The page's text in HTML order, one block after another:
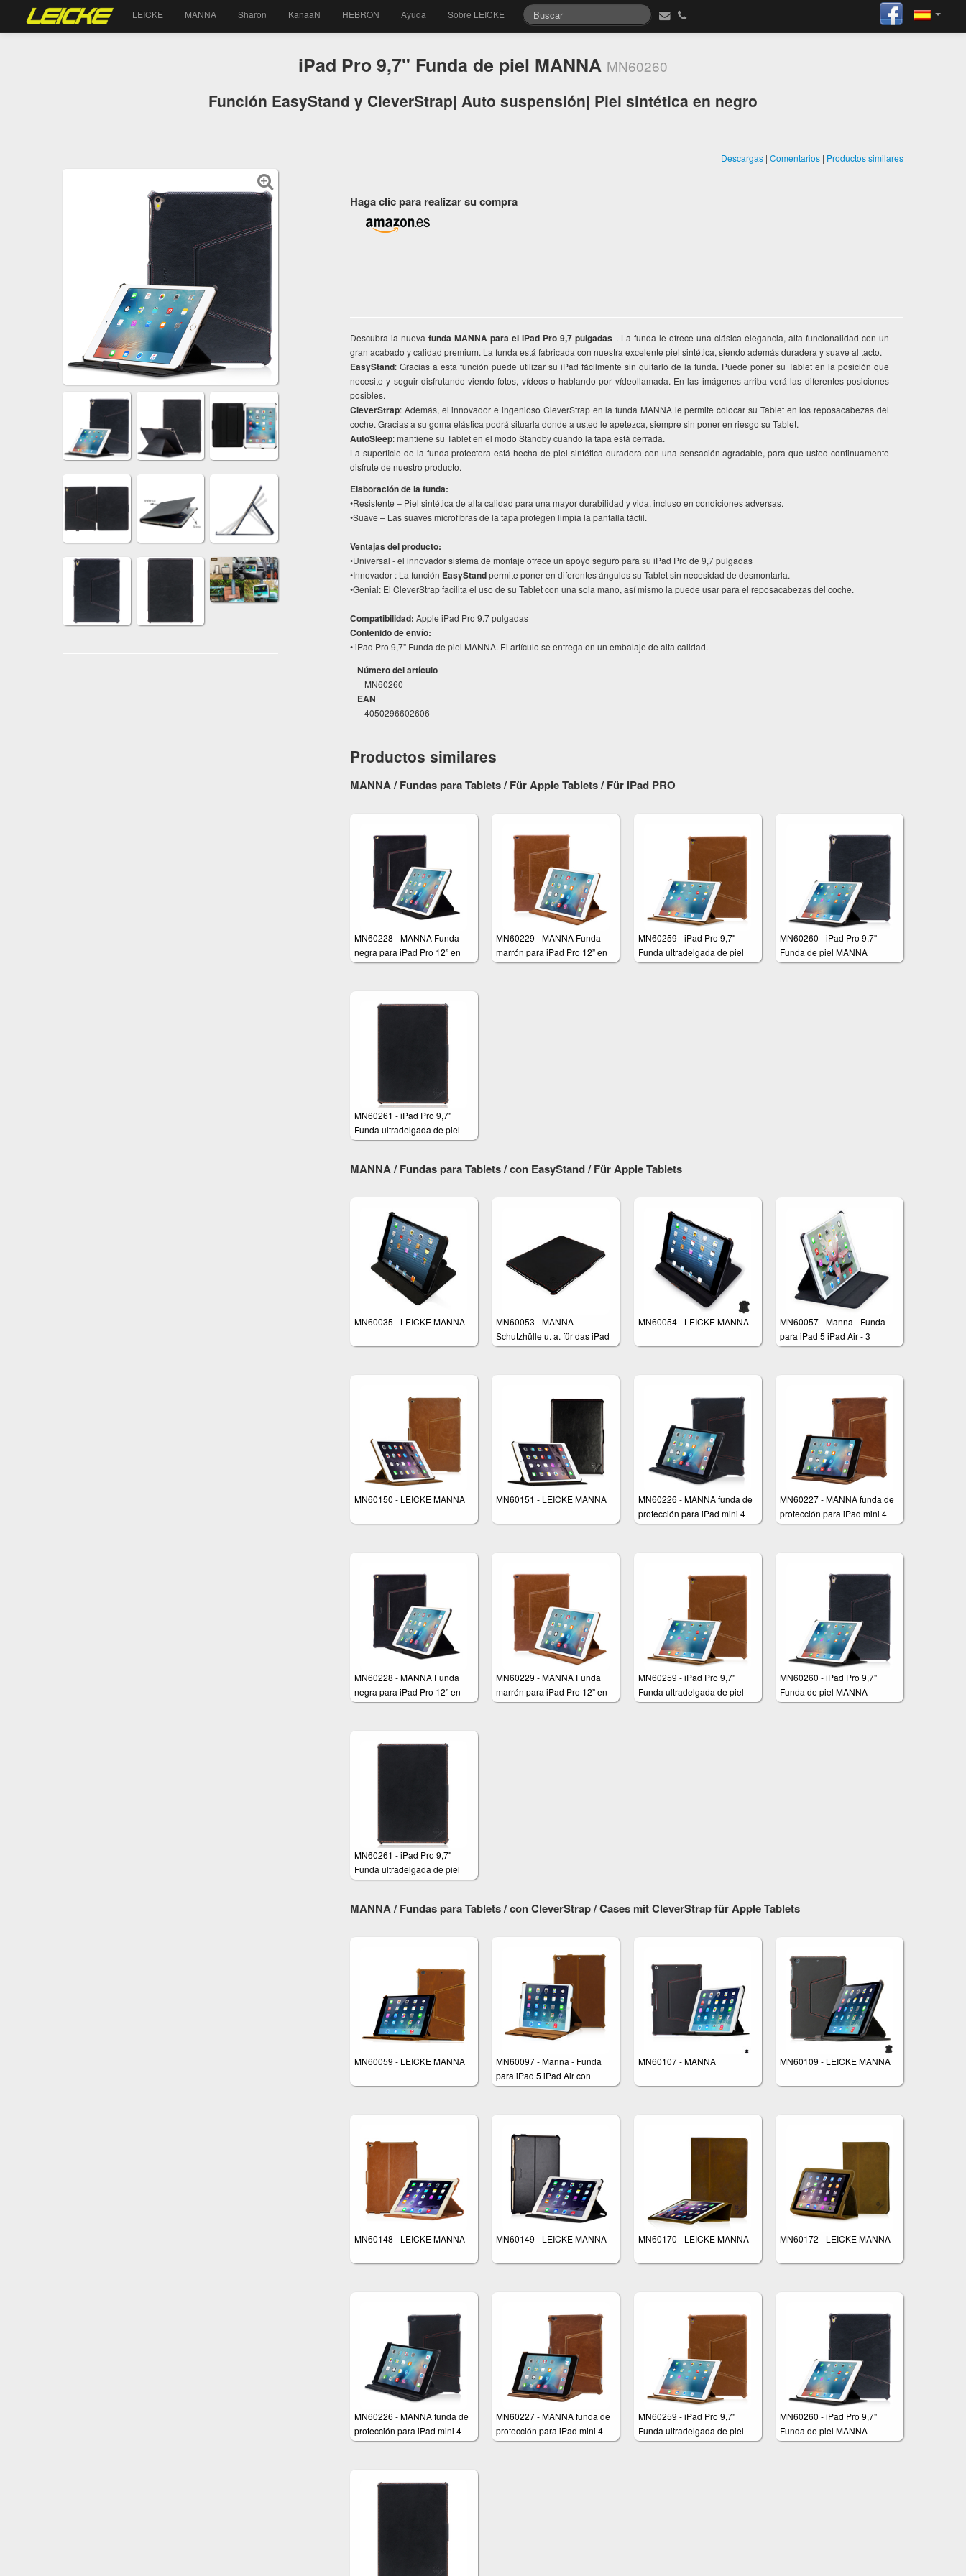
LEICKE MANNA Sharon KanaaN HEBRON Ayuda Sobre LEICKE
iPad Pro 9,7" Funda de piel MANNA MN60260
Función EasyStand y CleverStrap| Auto suspensión| Piel sintética en negro
Descargas | Comentarios | Productos similares
Haga clic para realizar su compra
Descubra la nuevafunda MANNA para el iPad Pro 9,7 pulgadas . La funda le ofrece una clásica elegancia, alta funcionalidad con un
gran acabado y calidad premium. La funda está fabricada con nuestra excelente piel sintética, siendo además duradera y suave al tacto.
EasyStand: Gracias a esta función puede utilizar su iPad fácilmente sin quitarlo de la funda. Puede poner su Tablet en la posición que
necesite y seguir disfrutando viendo fotos, vídeos o hablando por vídeollamada. En las imágenes arriba verá las diferentes posiciones
posibles.
CleverStrap: Además, el innovador e ingenioso CleverStrap en la funda MANNA le permite colocar su Tablet en los reposacabezas del
coche. Gracias a su goma elástica podrá situarla donde a usted le apetezca, siempre sin poner en riesgo su Tablet.
AutoSleep: mantiene su Tablet en el modo Standby cuando la tapa está cerrada.
La superficie de la funda protectora está hecha de piel sintética duradera con una sensación agradable, para que usted continuamente
disfrute de nuestro producto.
Elaboración de la funda:
•Resistente – Piel sintética de alta calidad para una mayor durabilidad y vida, incluso en condiciones adversas.
•Suave – Las suaves microfibras de la tapa protegen limpia la pantalla táctil.
Ventajas del producto:
•Universal - el innovador sistema de montaje ofrece un apoyo seguro para su iPad Pro de 9,7 pulgadas
•Innovador : La función EasyStandpermite poner en diferentes ángulos su Tablet sin necesidad de desmontarla.
•Genial: El CleverStrap facilita el uso de su Tablet con una sola mano, así mismo la puede usar para el reposacabezas del coche.
Compatibilidad: Apple iPad Pro 9.7 pulgadas
Contenido de envío:
• iPad Pro 9,7" Funda de piel MANNA. El artículo se entrega en un embalaje de alta calidad.
Número del artículo
MN60260
EAN
4050296602606
Productos similares
MANNA / Fundas para Tablets / Für Apple Tablets / Für iPad PRO
MN60228 - MANNA Funda
negra para iPad Pro 12” en
PU
MN60229 - MANNA Funda
marrón para iPad Pro 12” en
PU
MN60259 - iPad Pro 9,7"
Funda ultradelgada de piel
MANNA
MN60260 - iPad Pro 9,7"
Funda de piel MANNA
MN60261 - iPad Pro 9,7"
Funda ultradelgada de piel
genuina MANNA
MANNA / Fundas para Tablets / con EasyStand / Für Apple Tablets
MN60035 - LEICKE MANNA
MN60053 - MANNA-
Schutzhülle u. a. für das iPad
4 aus Kunstleder
MN60054 - LEICKE MANNA
MN60057 - Manna - Funda
para iPad 5 iPad Air - 3
inclinaciones - Smart Cover
MN60150 - LEICKE MANNA MN60151 - LEICKE MANNA
MN60226 - MANNA funda de
protección para iPad mini 4
MN60227 - MANNA funda de
protección para iPad mini 4
MN60228 - MANNA Funda
negra para iPad Pro 12” en
PU
MN60229 - MANNA Funda
marrón para iPad Pro 12” en
PU
MN60259 - iPad Pro 9,7"
Funda ultradelgada de piel
MANNA
MN60260 - iPad Pro 9,7"
Funda de piel MANNA
MN60261 - iPad Pro 9,7"
Funda ultradelgada de piel
genuina MANNA
MANNA / Fundas para Tablets / con CleverStrap / Cases mit CleverStrap für Apple Tablets
MN60059 - LEICKE MANNA
MN60097 - Manna - Funda
para iPad 5 iPad Air con
correa elástica de mano -
MN60107 - MANNA MN60109 - LEICKE MANNA
MN60148 - LEICKE MANNA MN60149 - LEICKE MANNA MN60170 - LEICKE MANNA MN60172 - LEICKE MANNA
MN60226 - MANNA funda de
protección para iPad mini 4
MN60227 - MANNA funda de
protección para iPad mini 4
MN60259 - iPad Pro 9,7"
Funda ultradelgada de piel
MANNA
MN60260 - iPad Pro 9,7"
Funda de piel MANNA